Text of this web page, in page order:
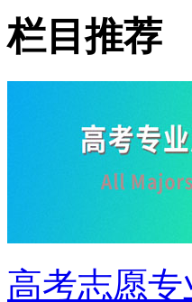
栏目推荐
高考志愿专